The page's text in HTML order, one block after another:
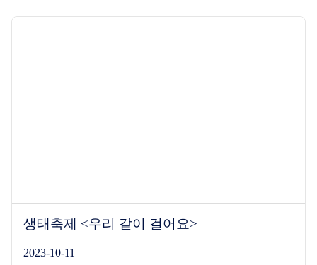
생태축제 <우리 같이 걸어요>
2023-10-11